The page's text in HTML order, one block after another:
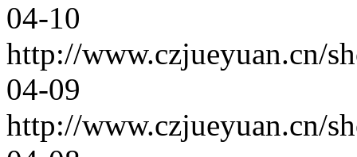
04-10
http://www.czjueyuan.cn/
04-09
http://www.czjueyuan.cn/